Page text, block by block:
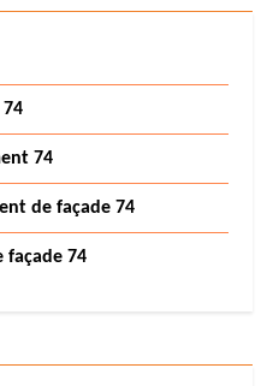
74
de façade 74
façade 74